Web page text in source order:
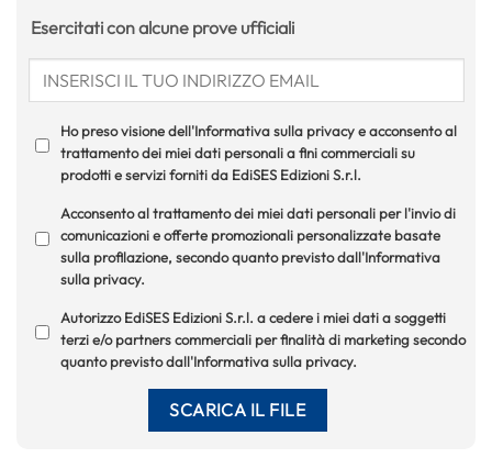
Esercitati con alcune prove ufficiali
Ho preso visione dell'Informativa sulla privacy e acconsento al
trattamento dei miei dati personali a fini commerciali su
prodotti e servizi forniti da EdiSES Edizioni S.r.l.
Acconsento al trattamento dei miei dati personali per l'invio di
comunicazioni e offerte promozionali personalizzate basate
sulla profilazione, secondo quanto previsto dall'Informativa
sulla privacy.
Autorizzo EdiSES Edizioni S.r.l. a cedere i miei dati a soggetti
terzi e/o partners commerciali per finalità di marketing secondo
quanto previsto dall'Informativa sulla privacy.